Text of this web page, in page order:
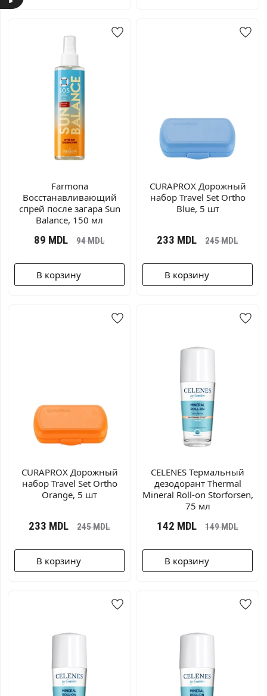
Farmona
Восстанавливающий
спрей после загара Sun
Balance, 150 мл
89 MDL 94MDL
В корзину
CURAPROX Дорожный
набор Travel Set Ortho
Blue, 5 шт
233 MDL 245MDL
В корзину
CURAPROX Дорожный
набор Travel Set Ortho
Orange, 5 шт
233 MDL 245MDL
В корзину
CELENES Термальный
дезодорант Thermal
Mineral Roll-on Storforsen,
75 мл
142 MDL 149MDL
В корзину